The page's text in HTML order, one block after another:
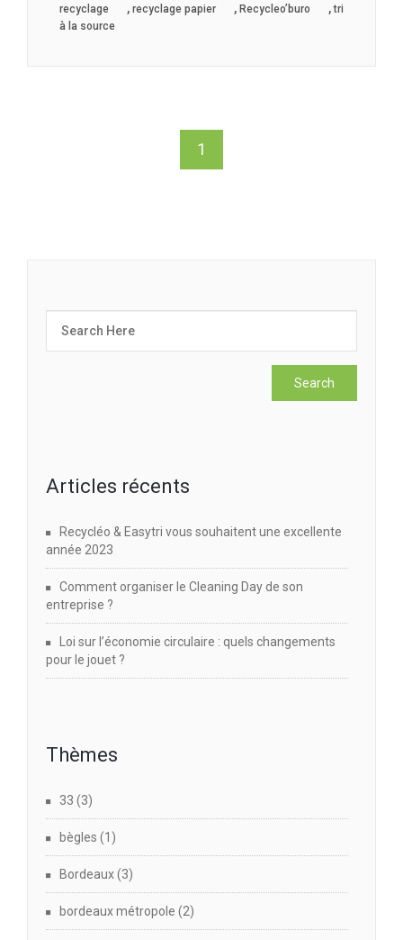
recyclage , recyclage papier , Recycleo’buro ,tri
à la source
1
Articles récents
Recycléo & Easytri vous souhaitent une excellente
année 2023
Comment organiser le Cleaning Day de son
entreprise ?
Loi sur l’économie circulaire : quels changements
pour le jouet ?
Thèmes
33 (3)
bègles (1)
Bordeaux(3)
bordeaux métropole (2)